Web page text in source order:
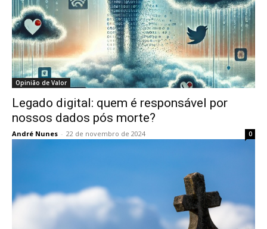
Opinião de Valor
Legado digital: quem é responsável por
nossos dados pós morte?
André Nunes - 22 de novembro de 2024 0